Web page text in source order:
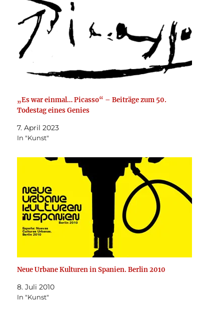
„Es war einmal… Picasso“ – Beiträge zum 50.
Todestag eines Genies
7. April 2023
In "Kunst"
Neue Urbane Kulturen in Spanien. Berlin 2010
8. Juli 2010
In "Kunst"